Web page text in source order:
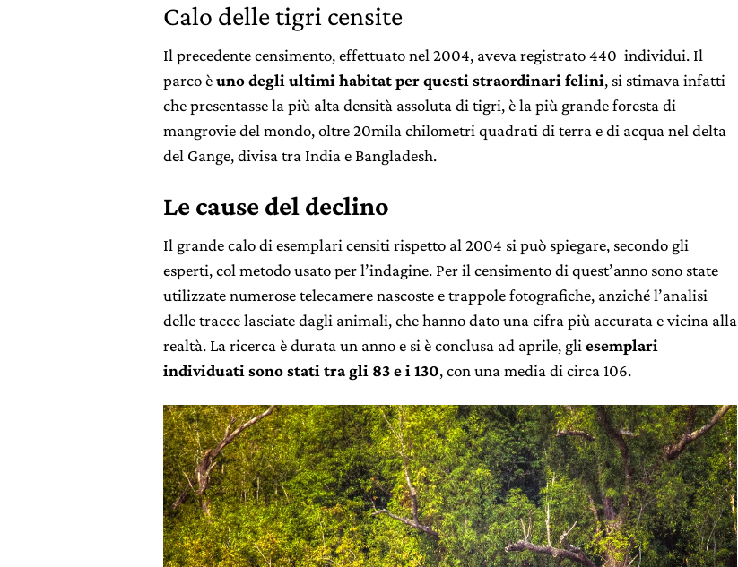
Calo delle tigri censite
Il precedente censimento, effettuato nel 2004, aveva registrato 440 individui. Il
parco èuno degli ultimi habitat per questi straordinari felini, si stimava infatti
che presentasse la più alta densità assoluta di tigri, è la più grande foresta di
mangrovie del mondo, oltre 20mila chilometri quadrati di terra e di acqua nel delta
del Gange, divisa tra India e Bangladesh.
Le cause del declino
Il grande calo di esemplari censiti rispetto al 2004 si può spiegare, secondo gli
esperti, col metodo usato per l’indagine. Per il censimento di quest’anno sono state
utilizzate numerose telecamere nascoste e trappole fotografiche, anziché l’analisi
delle tracce lasciate dagli animali, che hanno dato una cifra più accurata e vicina alla
realtà. La ricerca è durata un anno e si è conclusa ad aprile, gliesemplari
individuati sono stati tra gli 83 e i 130, con una media di circa 106.